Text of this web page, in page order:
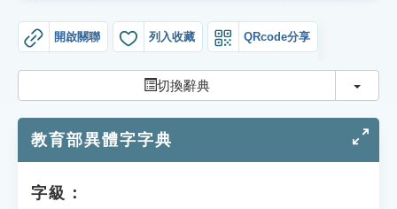
貓頭鷹博士
開啟關聯 列入收藏 QRcode分享
切換辭典 切換
教育部異體字字典
字級：